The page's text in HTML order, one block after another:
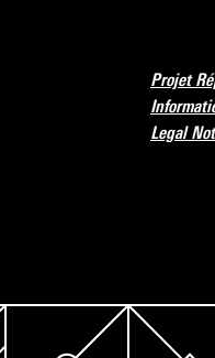
Projet
Legal